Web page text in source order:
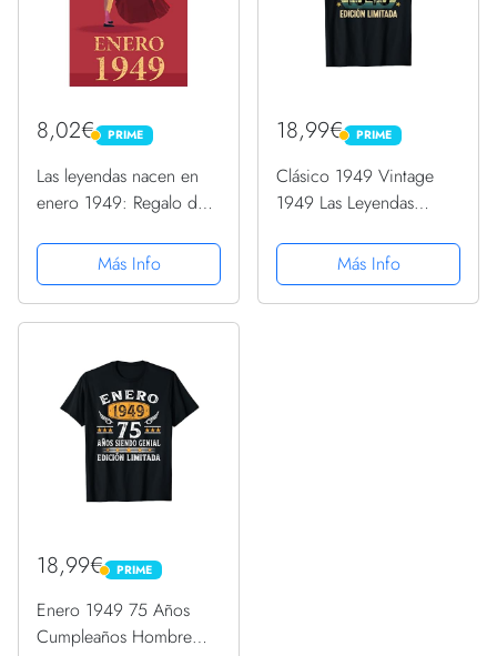
8,02€ PRIME
PRIME
Las leyendas nacen en
enero 1949: Regalo de
para hombre y mujer de
72 años I Cita positiva ,
humor I Cuaderno ,
Más Info
18,99€ PRIME
PRIME
Clásico 1949 Vintage
1949 Las Leyendas
CamisetaMás Info
18,99€ PRIME
PRIME
Enero 1949 75 Años
Cumpleaños Hombre